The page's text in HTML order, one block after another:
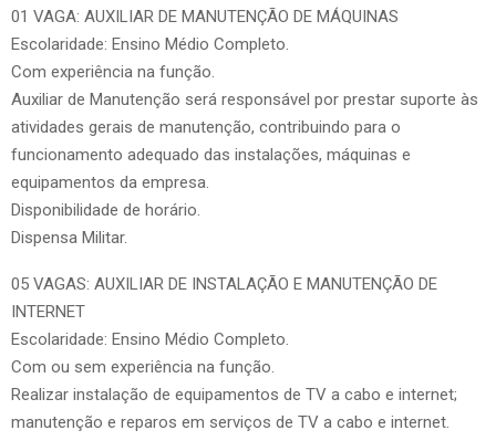
01 VAGA: AUXILIAR DE MANUTENÇÃO DE MÁQUINAS
Escolaridade: Ensino Médio Completo.
Com experiência na função.
Auxiliar de Manutenção será responsável por prestar suporte às
atividades gerais de manutenção, contribuindo para o
funcionamento adequado das instalações, máquinas e
equipamentos da empresa.
Disponibilidade de horário.
Dispensa Militar.
05 VAGAS: AUXILIAR DE INSTALAÇÃO E MANUTENÇÃO DE
INTERNET
Escolaridade: Ensino Médio Completo.
Com ou sem experiência na função.
Realizar instalação de equipamentos de TV a cabo e internet;
manutenção e reparos em serviços de TV a cabo e internet.